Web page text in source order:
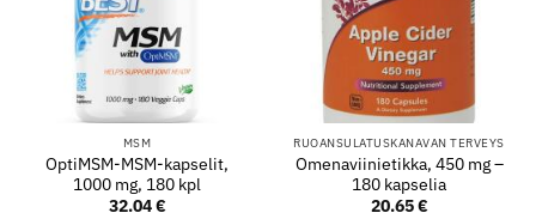
MSM
OptiMSM-MSM-kapselit,
1000 mg, 180 kpl
32.04€
RUOANSULATUSKANAVAN TERVEYS
Omenaviinietikka, 450 mg –
180 kapselia
20.65€